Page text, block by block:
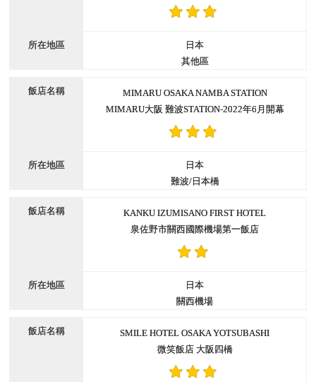
日本
其他區
MIMARU OSAKA NAMBA STATION
MIMARU大阪 難波STATION-2022年6月開幕
日本
難波/日本橋
KANKU IZUMISANO FIRST HOTEL
泉佐野市關西國際機場第一飯店
日本
關西機場
SMILE HOTEL OSAKA YOTSUBASHI
微笑飯店 大阪四橋